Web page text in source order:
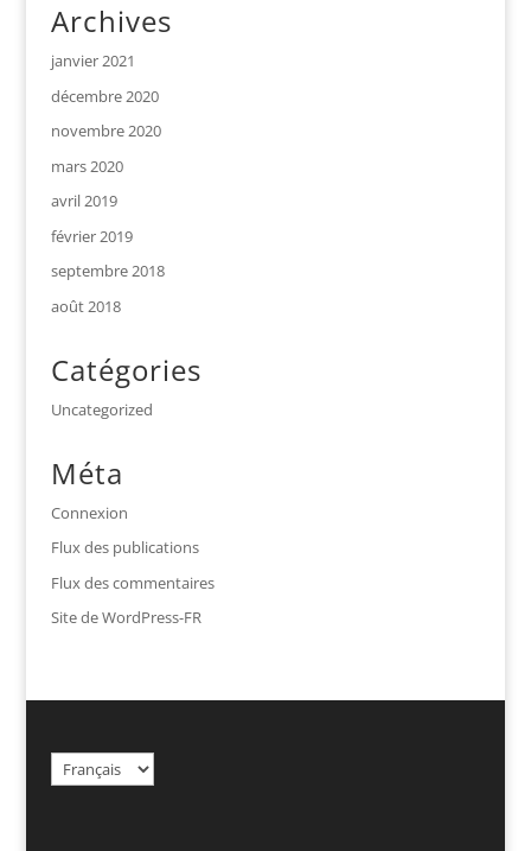
Archives
janvier 2021
décembre 2020
novembre 2020
mars 2020
avril 2019
février 2019
septembre 2018
août 2018
Catégories
Uncategorized
Méta
Connexion
Flux des publications
Flux des commentaires
Site de WordPress-FR
Choisir
une